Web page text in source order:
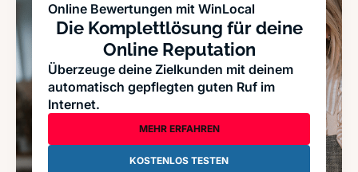
Online Bewertungen mit WinLocal
Die Komplettlösung für deine
Online Reputation
Überzeuge deine Zielkunden mit deinem
automatisch gepflegten guten Ruf im
Internet.
MEHR ERFAHREN
KOSTENLOS TESTEN